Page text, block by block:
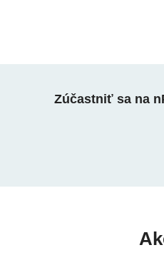
Zúčastniť sa na